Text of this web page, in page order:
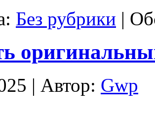
Без рубрики |
| Автор: Gwp